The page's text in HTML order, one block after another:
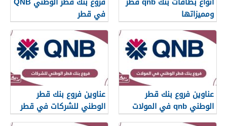
ومميزاتها
في قطر
عناوين فروع بنك قطر
الوطني qnb في المولات
في قطر
عناوين فروع بنك قطر
الوطني للشركات في قطر